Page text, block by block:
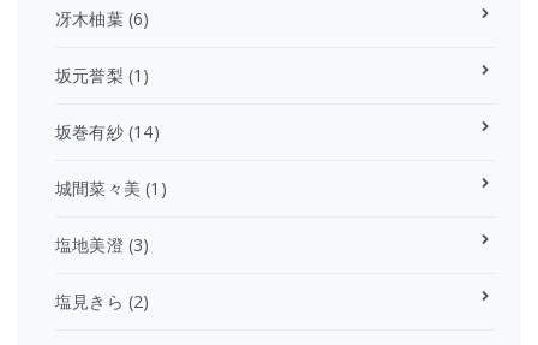
冴木柚葉(6)
坂元誉梨 (1)
坂巻有紗(14)
城間菜々美 (1)
塩地美澄(3)
塩見きら (2)